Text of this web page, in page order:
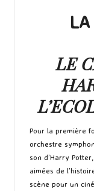
LA
LE
Pour la première
orchestre
son d’Harry
aimées de
scène pour un